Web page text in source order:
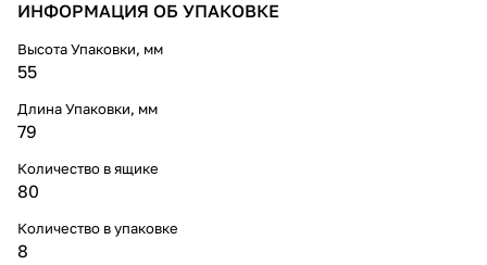
ИНФОРМАЦИЯ ОБ УПАКОВКЕ
Высота Упаковки, мм
55
Длина Упаковки, мм
79
Количество в ящике
80
Количество в упаковке
8